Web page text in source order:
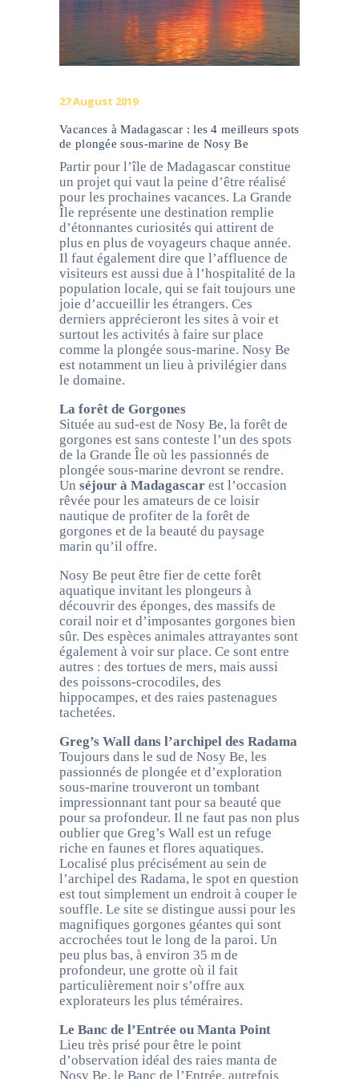
27 August 2019
Vacances à Madagascar : les 4 meilleurs spots
de plongée sous-marine de Nosy Be
Partir pour l’île de Madagascar constitue
un projet qui vaut la peine d’être réalisé
pour les prochaines vacances. La Grande
Île représente une destination remplie
d’étonnantes curiosités qui attirent de
plus en plus de voyageurs chaque année.
Il faut également dire que l’affluence de
visiteurs est aussi due à l’hospitalité de la
population locale, qui se fait toujours une
joie d’accueillir les étrangers. Ces
derniers apprécieront les sites à voir et
surtout les activités à faire sur place
comme la plongée sous-marine. Nosy Be
est notamment un lieu à privilégier dans
le domaine.
La forêt de Gorgones
Située au sud-est de Nosy Be, la forêt de
gorgones est sans conteste l’un des spots
de la Grande Île où les passionnés de
plongée sous-marine devront se rendre.
Un séjour à Madagascar est l’occasion
rêvée pour les amateurs de ce loisir
nautique de profiter de la forêt de
gorgones et de la beauté du paysage
marin qu’il offre.
Nosy Be peut être fier de cette forêt
aquatique invitant les plongeurs à
découvrir des éponges, des massifs de
corail noir et d’imposantes gorgones bien
sûr. Des espèces animales attrayantes sont
également à voir sur place. Ce sont entre
autres : des tortues de mers, mais aussi
des poissons-crocodiles, des
hippocampes, et des raies pastenagues
tachetées.
Greg’s Wall dans l’archipel des Radama
Toujours dans le sud de Nosy Be, les
passionnés de plongée et d’exploration
sous-marine trouveront un tombant
impressionnant tant pour sa beauté que
pour sa profondeur. Il ne faut pas non plus
oublier que Greg’s Wall est un refuge
riche en faunes et flores aquatiques.
Localisé plus précisément au sein de
l’archipel des Radama, le spot en question
est tout simplement un endroit à couper le
souffle. Le site se distingue aussi pour les
magnifiques gorgones géantes qui sont
accrochées tout le long de la paroi. Un
peu plus bas, à environ 35 m de
profondeur, une grotte où il fait
particulièrement noir s’offre aux
explorateurs les plus téméraires.
Le Banc de l’Entrée ou Manta Point
Lieu très prisé pour être le point
d’observation idéal des raies manta de
Nosy Be, le Banc de l’Entrée, autrefois